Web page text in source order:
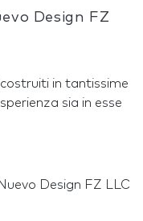
Design FZ
in tantissime
sia in esse
Design FZ LLC